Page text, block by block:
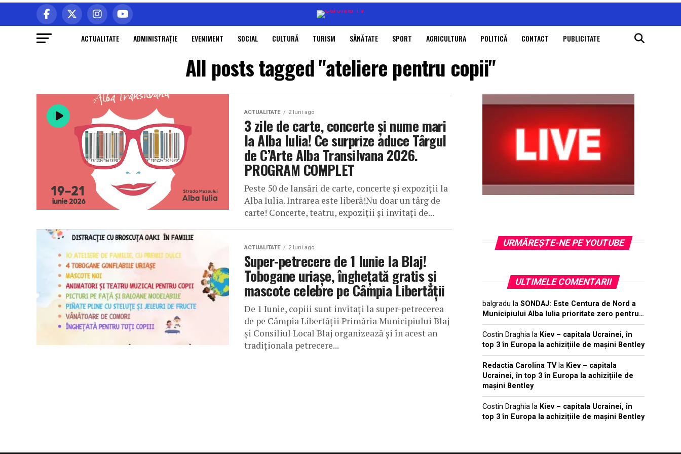
ACTUALITATE ADMINISTRAŢIE EVENIMENT SOCIAL CULTURĂ TURISM SĂNĂTATE SPORT AGRICULTURA POLITICĂ CONTACT PUBLICITATE
All posts tagged "ateliere pentru copii"
ACTUALITATE 2 luni ago
3 zile de carte, concerte și nume mari
la Alba Iulia! Ce surprize aduce Târgul
de C’Arte Alba Transilvana 2026.
PROGRAM COMPLET
Peste 50 de lansări de carte, concerte și expoziții la
Alba Iulia. Intrarea este liberă!Nu doar un târg de
carte! Concerte, teatru, expoziții și invitați de...
ACTUALITATE 2 luni ago
Super-petrecere de 1 Iunie la Blaj!
Tobogane uriașe, înghețată gratis și
mascote celebre pe Câmpia Libertății
De 1 Iunie, copiii sunt invitați la super-petrecerea
de pe Câmpia Libertății Primăria Municipiului Blaj
și Consiliul Local Blaj organizează și în acest an
tradiționala petrecere...
URMĂREŞTE-NE PE YOUTUBE
ULTIMELE COMENTARII
balgradu la SONDAJ: Este Centura de Nord a
Municipiului Alba Iulia prioritate zero pentru…
Costin Draghia la Kiev – capitala Ucrainei, în
top 3 în Europa la achizițiile de mașini Bentley
Redactia Carolina TVla Kiev – capitala
Ucrainei, în top 3 în Europa la achizițiile de
mașini Bentley
Costin Draghia la Kiev – capitala Ucrainei, în
top 3 în Europa la achizițiile de mașini Bentley